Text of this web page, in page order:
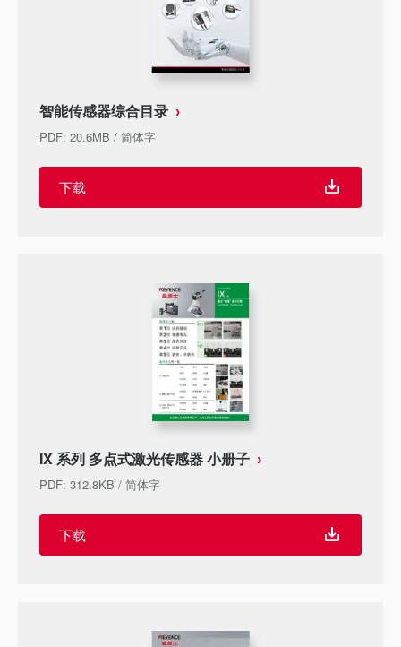
智能传感器综合目录
PDF: 20.6MB / 简体字
下载
IX 系列 多点式激光传感器 小册子
PDF: 312.8KB / 简体字
下载